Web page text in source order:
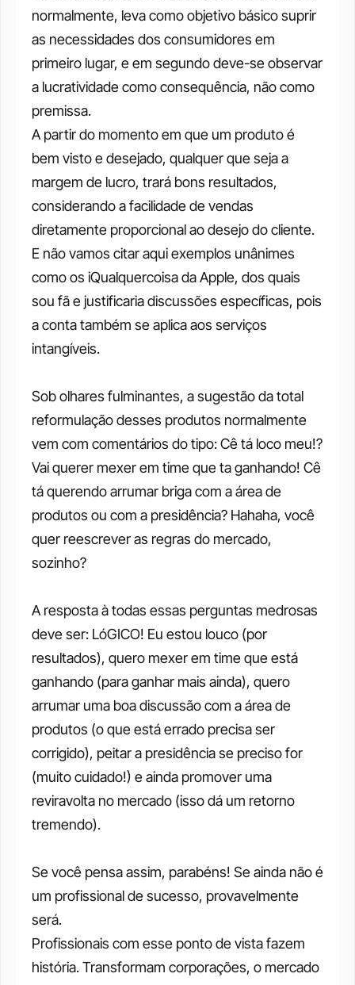
normalmente, leva como objetivo básico suprir
as necessidades dos consumidores em
primeiro lugar, e em segundo deve-se observar
a lucratividade como consequência, não como
premissa.
A partir do momento em que um produto é
bem visto e desejado, qualquer que seja a
margem de lucro, trará bons resultados,
considerando a facilidade de vendas
diretamente proporcional ao desejo do cliente.
E não vamos citar aqui exemplos unânimes
como os iQualquercoisa da Apple, dos quais
sou fã e justificaria discussões específicas, pois
a conta também se aplica aos serviços
intangíveis.
Sob olhares fulminantes, a sugestão da total
reformulação desses produtos normalmente
vem com comentários do tipo: Cê tá loco meu!?
Vai querer mexer em time que ta ganhando! Cê
tá querendo arrumar briga com a área de
produtos ou com a presidência? Hahaha, você
quer reescrever as regras do mercado,
sozinho?
A resposta à todas essas perguntas medrosas
deve ser: LóGICO! Eu estou louco (por
resultados), quero mexer em time que está
ganhando (para ganhar mais ainda), quero
arrumar uma boa discussão com a área de
produtos (o que está errado precisa ser
corrigido), peitar a presidência se preciso for
(muito cuidado!) e ainda promover uma
reviravolta no mercado (isso dá um retorno
tremendo).
Se você pensa assim, parabéns! Se ainda não é
um profissional de sucesso, provavelmente
será.
Profissionais com esse ponto de vista fazem
história. Transformam corporações, o mercado